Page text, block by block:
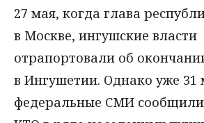
27 мая, когда глава
в Москве, ингушские власти
отрапортовали об
в Ингушетии. Однако уже 31
федеральные СМИ